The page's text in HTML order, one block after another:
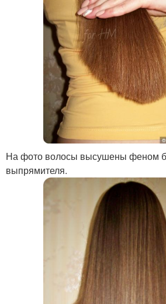
На фото волосы высушены феном
выпрямителя.